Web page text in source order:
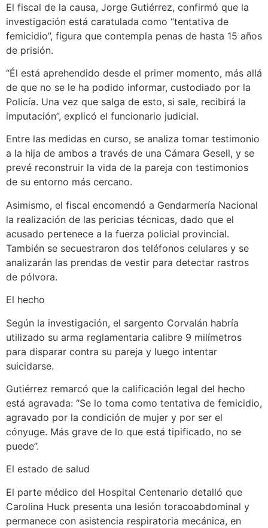
El fiscal de la causa, Jorge Gutiérrez, confirmó que la
investigación está caratulada como “tentativa de
femicidio”, figura que contempla penas de hasta 15 años
de prisión.
“Él está aprehendido desde el primer momento, más allá
de que no se le ha podido informar, custodiado por la
Policía. Una vez que salga de esto, si sale, recibirá la
imputación”, explicó el funcionario judicial.
Entre las medidas en curso, se analiza tomar testimonio
a la hija de ambos a través de una Cámara Gesell, y se
prevé reconstruir la vida de la pareja con testimonios
de su entorno más cercano.
Asimismo, el fiscal encomendó a Gendarmería Nacional
la realización de las pericias técnicas, dado que el
acusado pertenece a la fuerza policial provincial.
También se secuestraron dos teléfonos celulares y se
analizarán las prendas de vestir para detectar rastros
de pólvora.
El hecho
Según la investigación, el sargento Corvalán habría
utilizado su arma reglamentaria calibre 9 milímetros
para disparar contra su pareja y luego intentar
suicidarse.
Gutiérrez remarcó que la calificación legal del hecho
está agravada: “Se lo toma como tentativa de femicidio,
agravado por la condición de mujer y por ser el
cónyuge. Más grave de lo que está tipificado, no se
puede”.
El estado de salud
El parte médico del Hospital Centenario detalló que
Carolina Huck presenta una lesión toracoabdominal y
permanece con asistencia respiratoria mecánica, en